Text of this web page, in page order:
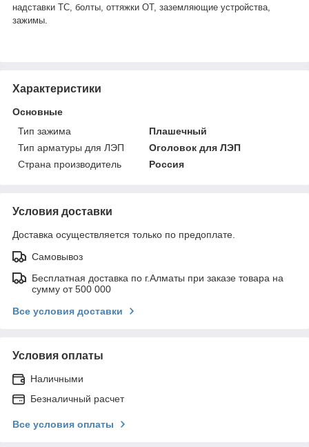
надставки ТС, болты, оттяжки ОТ, заземляющие устройства,
зажимы.
Характеристики
Основные
Тип зажима
Плашечный
Тип арматуры для ЛЭП
Оголовок для ЛЭП
Страна производитель
Россия
Условия доставки
Доставка осуществляется только по предоплате.
Самовывоз
Бесплатная доставка по г.Алматы при заказе товара на
сумму от 500 000
Все условия доставки
Условия оплаты
Наличными
Безналичный расчет
Все условия оплаты